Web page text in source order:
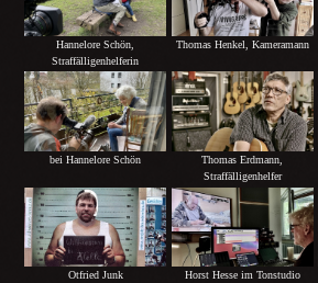
Hannelore Schön,
Straffälligenhelferin
Thomas Henkel, Kameramann
bei Hannelore Schön
Thomas Erdmann,
Straffälligenhelfer
Otfried Junk Horst Hesse im Tonstudio